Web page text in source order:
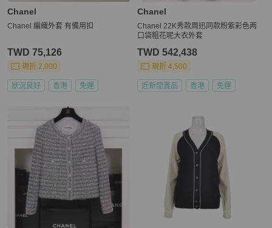
Chanel
Chanel 編織外套 有備用扣
TWD 75,126
現折 2,000
狀況良好 香港 免運
Chanel
Chanel 22K秀款周迅同款粉紫彩色两
口袋粗花呢大衣外套
TWD 542,438
現折 4,500
近新閒置品 香港 免運